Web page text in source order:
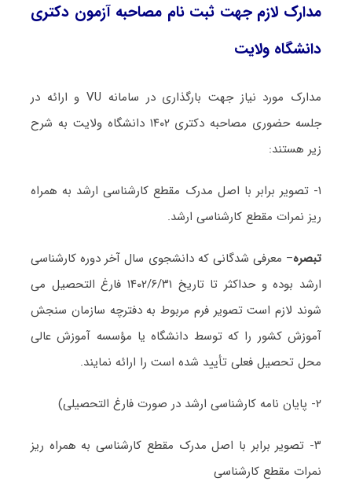
مدارک لازم جهت ثبت نام مصاحبه آزمون دکتری
دانشگاه ولایت
مدارک مورد نیاز جهت بارگذاری در سامانه VU و ارائه در
جلسه حضوری مصاحبه دکتری ۱۴۰۲ دانشگاه ولایت به شرح
زیر هستند:
۱- تصویر برابر با اصل مدرک مقطع کارشناسی ارشد به همراه
ریز نمرات مقطع کارشناسی ارشد.
تبصره– معرفی شدگانی که دانشجوی سال آخر دوره کارشناسی
ارشد بوده و حداکثر تا تاریخ ۱۴۰۲/۶/۳۱ فارغ التحصیل می
شوند لازم است تصویر فرم مربوط به دفترچه سازمان سنجش
آموزش کشور را که توسط دانشگاه یا مؤسسه آموزش عالی
محل تحصیل فعلی تأیید شده است را ارائه نمایند.
۲- پایان نامه کارشناسی ارشد در صورت فارغ التحصیلی)
۳- تصویر برابر با اصل مدرک مقطع کارشناسی به همراه ریز
نمرات مقطع کارشناسی